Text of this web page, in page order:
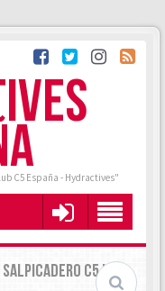
C5 España - Hydractives"
C5 I Y II